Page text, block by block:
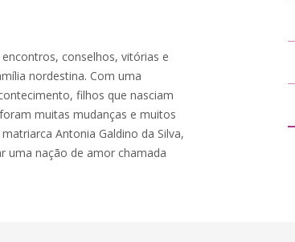
conselhos, vitórias e
nordestina. Com uma
filhos que nasciam
muitas mudanças e muitos
Antonia Galdino da Silva,
uma nação de amor chamada